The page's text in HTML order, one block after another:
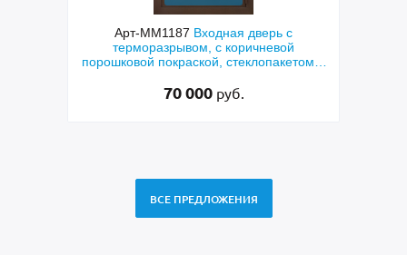
Арт-ММ1384 Входная дверь с
металлофиленкой, бугельной ручкой и
порошковым напылением RAL 7021
45 000 руб.
ВСЕ ПРЕДЛОЖЕНИЯ